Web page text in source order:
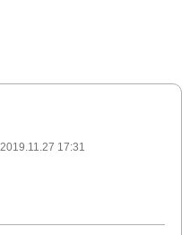
2019.11.27 17:31